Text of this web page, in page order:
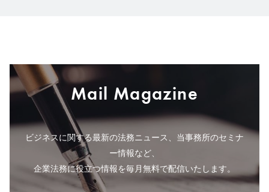
Mail Magazine
ビジネスに関する最新の法務ニュース、当事務所のセミナ
ー情報など、
企業法務に役立つ情報を毎月無料で配信いたします。